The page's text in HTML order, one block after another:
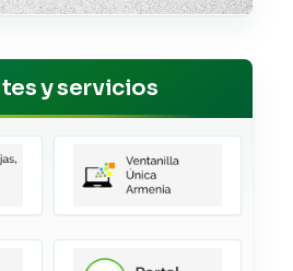
y servicios